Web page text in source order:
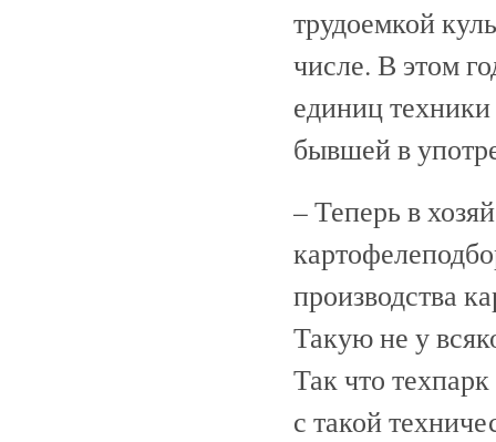
трудоемкой
числе. В этом
единиц
бывшей в
– Теперь в
производства
Такую не у
Так что
с такой